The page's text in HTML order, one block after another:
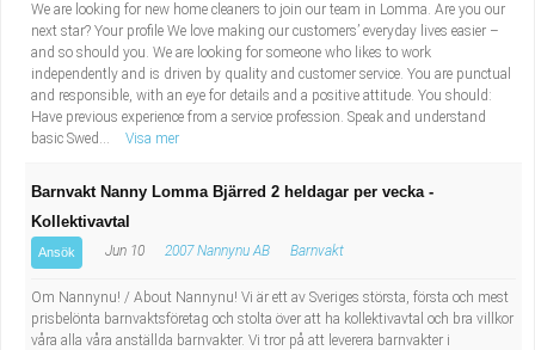
We are looking for new home cleaners to join our team in Lomma. Are you our
next star? Your profile We love making our customers’ everyday lives easier –
and so should you. We are looking for someone who likes to work
independently and is driven by quality and customer service. You are punctual
and responsible, with an eye for details and a positive attitude. You should:
Have previous experience from a service profession. Speak and understand
basic Swed...
Visa mer
Barnvakt Nanny Lomma Bjärred 2 heldagar per vecka -
Kollektivavtal
Ansök Jun 10 2007 Nannynu AB Barnvakt
Om Nannynu! / About Nannynu! Vi är ett av Sveriges största, första och mest
prisbelönta barnvaktsföretag och stolta över att ha kollektivavtal och bra villkor
våra alla våra anställda barnvakter. Vi tror på att leverera barnvakter i